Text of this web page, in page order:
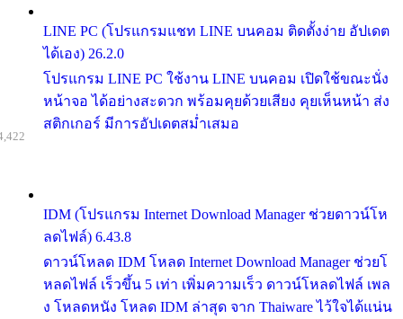
LINE PC (โปรแกรมแชท LINE บนคอม ติดตั้งง่าย อัปเดต
ได้เอง) 26.2.0
โปรแกรม LINE PC ใช้งาน LINE บนคอม เปิดใช้ขณะนั่ง
หน้าจอ ได้อย่างสะดวก พร้อมคุยด้วยเสียง คุยเห็นหน้า ส่ง
สติกเกอร์ มีการอัปเดตสม่ำเสมอ
IDM (โปรแกรม Internet Download Manager ช่วยดาวน์โห
ลดไฟล์) 6.43.8
ดาวน์โหลด IDM โหลด Internet Download Manager ช่วยโ
หลดไฟล์ เร็วขึ้น 5 เท่า เพิ่มความเร็ว ดาวน์โหลดไฟล์ เพล
ง โหลดหนัง โหลด IDM ล่าสุด จาก Thaiware ไว้ใจได้แน่น